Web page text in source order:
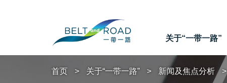
关于“一带一路”
首页 关于“一带一路” 新闻及焦点分析